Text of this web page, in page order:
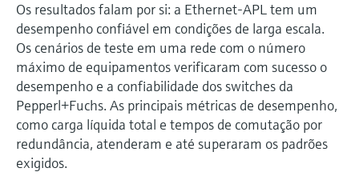
Os resultados falam por si: a Ethernet-APL tem um
desempenho confiável em condições de larga escala.
Os cenários de teste em uma rede com o número
máximo de equipamentos verificaram com sucesso o
desempenho e a confiabilidade dos switches da
Pepperl+Fuchs. As principais métricas de desempenho,
como carga líquida total e tempos de comutação por
redundância, atenderam e até superaram os padrões
exigidos.